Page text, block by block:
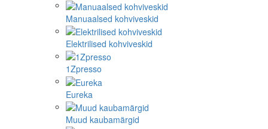
Manuaalsed kohviveskid
Elektrilised kohviveskid
1Zpresso
Eureka
Muud kaubamärgid